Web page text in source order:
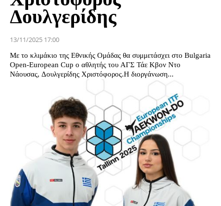
Δουλγερίδης
13/11/2025 17:00
Με το κλιμάκιο της Εθνικής Ομάδας θα συμμετάσχει στο Bulgaria
Open-European Cup ο αθλητής του ΑΓΣ Τάε Κβον Ντο
Νάουσας, Δουλγερίδης Χριστόφορος.Η διοργάνωση...